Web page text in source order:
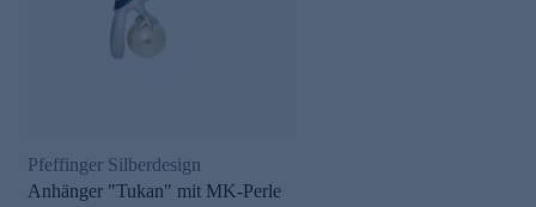
Pfeffinger Silberdesign
Anhänger "Tukan" mit MK-Perle